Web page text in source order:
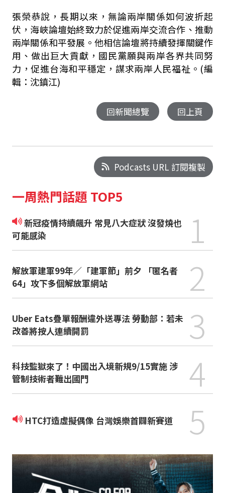
張榮恭說，長期以來，無論兩岸關係如何波折起
伏，海峽論壇始終致力於促進兩岸交流合作、推動
兩岸關係和平發展。他相信論壇將持續發揮關鍵作
用、做出巨大貢獻，國民黨願與兩岸各界共同努
力，促進台海和平穩定，謀求兩岸人民福祉。(編
輯：沈鎮江)
回新聞總覽 回上頁
Podcasts URL 訂閱複製
一周熱門話題 TOP5
新冠疫情持續飆升 常見八大症狀 沒發燒也
可能感染
1
解放軍建軍99年／「建軍節」前夕 「匿名者
64」攻下多個解放軍網站
2
Uber Eats疊單報酬違外送專法 勞動部：若未
改善將按人連續開罰
3
科技監獄來了！中國出入境新規9/15實施 涉
管制技術者難出國門
4
HTC打造虛擬偶像 台灣娛樂首闢新賽道 5